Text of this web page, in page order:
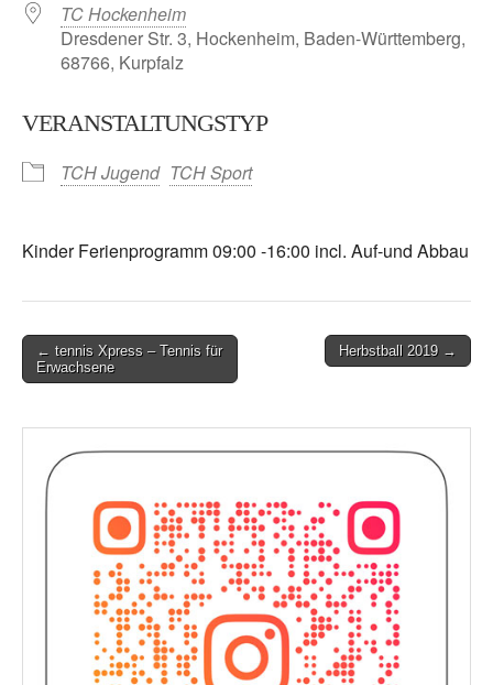
TC Hockenheim
Dresdener Str. 3, Hockenheim, Baden-Württemberg,
68766, Kurpfalz
VERANSTALTUNGSTYP
TCH Jugend TCH Sport
Kinder Ferienprogramm 09:00 -16:00 incl. Auf-und Abbau
Post
navigation
← tennis Xpress – Tennis für
Erwachsene
Herbstball 2019 →